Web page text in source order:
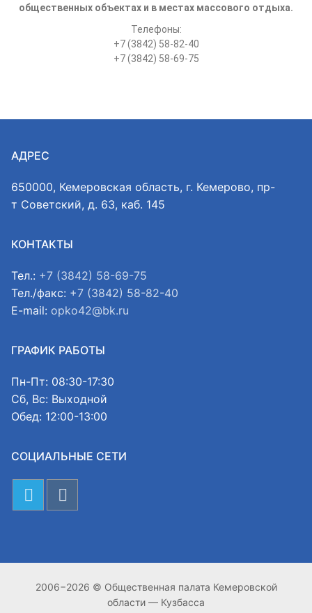
общественных объектах и в местах массового отдыха.
Телефоны:
+7 (3842) 58-82-40
+7 (3842) 58-69-75
АДРЕС
650000, Кемеровская область, г. Кемерово, пр-
т Советский, д. 63, каб. 145
КОНТАКТЫ
Тел.: +7 (3842) 58-69-75
Тел./факс: +7 (3842) 58-82-40
E-mail: opko42@bk.ru
ГРАФИК РАБОТЫ
Пн-Пт: 08:30-17:30
Сб, Вс: Выходной
Обед: 12:00-13:00
СОЦИАЛЬНЫЕ СЕТИ
2006−2026 © Общественная палата Кемеровской
области — Кузбасса